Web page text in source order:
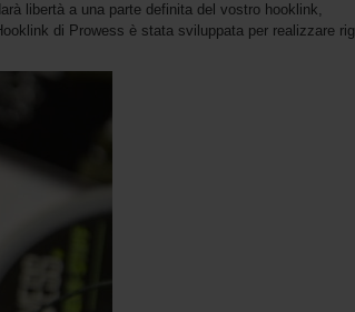
libertà a una parte definita del vostro hooklink,
di Prowess è stata sviluppata per realizzare rig